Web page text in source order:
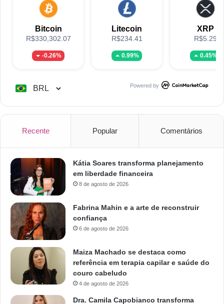
Bitcoin
R$330,302.07
-0.26%
Litecoin
R$234.41
0.99%
XRP
R$5.29
0.45%
Powered by
Recente Popular Comentários
Kátia Soares transforma planejamento
em liberdade financeira
8 de agosto de 2026
Fabrina Mahin e a arte de reconstruir
confiança
6 de agosto de 2026
Maiza Machado se destaca como
referência em terapia capilar e saúde do
couro cabeludo
4 de agosto de 2026
Dra. Camila Capobianco transforma